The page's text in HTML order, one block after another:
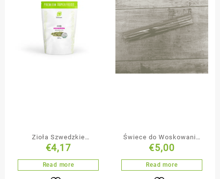
Zioła Szwedzkie
Mieszanka Ziół 100g
€4,17
Read more
Świece do Woskowania
Uszu
€5,00
Read more